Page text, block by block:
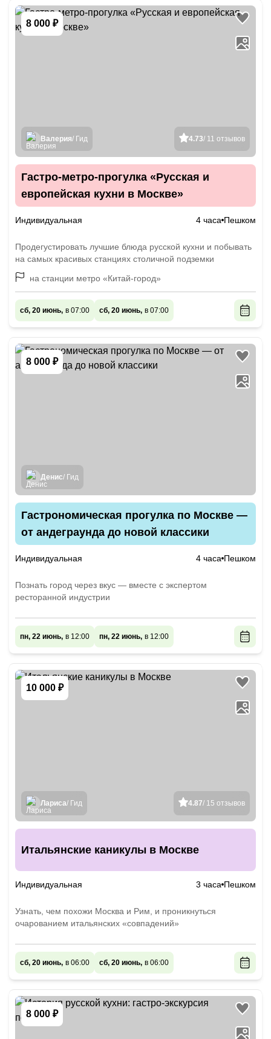
8 000 ₽
4.73/ 11 отзывов
Валерия/ Гид
Гастро-метро-прогулка «Русская и
европейская кухни в Москве»
Индивидуальная 4 часа Пешком
Продегустировать лучшие блюда русской кухни и побывать
на самых красивых станциях столичной подземки
на станции метро «Китай-город»
сб, 20 июнь, в 07:00 сб, 20 июнь, в 07:00
8 000 ₽
Денис/ Гид
Гастрономическая прогулка по Москве —
от андеграунда до новой классики
Индивидуальная 4 часа Пешком
Познать город через вкус — вместе с экспертом
ресторанной индустрии
пн, 22 июнь, в 12:00 пн, 22 июнь, в 12:00
10 000 ₽
4.87/ 15 отзывов
Лариса/ Гид
Итальянские каникулы в Москве
Индивидуальная 3 часа Пешком
Узнать, чем похожи Москва и Рим, и проникнуться
очарованием итальянских «совпадений»
сб, 20 июнь, в 06:00 сб, 20 июнь, в 06:00
8 000 ₽